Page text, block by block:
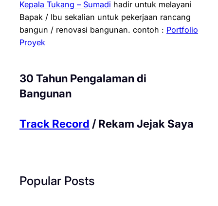
Kepala Tukang – Sumadi hadir untuk melayani
Bapak / Ibu sekalian untuk pekerjaan rancang
bangun / renovasi bangunan. contoh : Portfolio
Proyek
30 Tahun Pengalaman di
Bangunan
Track Record / Rekam Jejak Saya
Popular Posts